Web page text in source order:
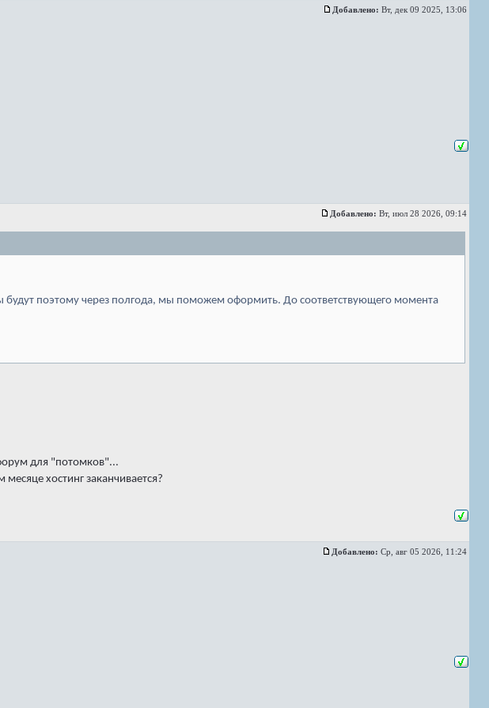
Добавлено: Вт, дек 09 2025, 13:06
Добавлено: Вт, июл 28 2026, 09:14
поэтому через полгода, мы поможем оформить. До соответствующего момента
для "потомков"...
хостинг заканчивается?
Добавлено: Ср, авг 05 2026, 11:24